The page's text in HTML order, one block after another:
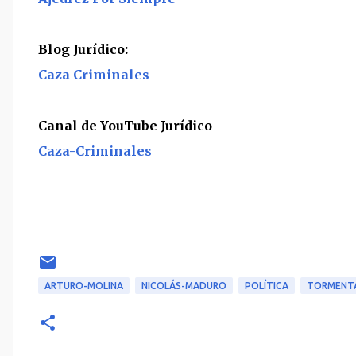
Blog Jurídico:
Caza Criminales
Canal de YouTube Jurídico
Caza-Criminales
ARTURO-MOLINA NICOLÁS-MADURO POLÍTICA